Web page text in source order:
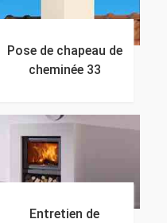
Pose de chapeau de
cheminée 33
Entretien de